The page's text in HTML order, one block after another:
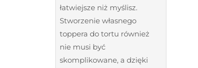
łatwiejsze niż myślisz.
Stworzenie własnego
toppera do tortu również
nie musi być
skomplikowane, a dzięki